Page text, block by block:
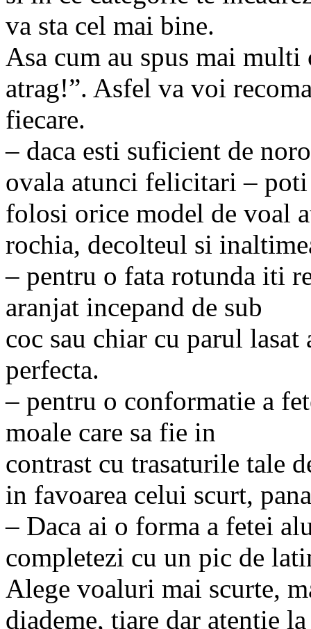
va sta cel mai bine.
Asa cum au spus mai
atrag!”. Asfel va voi
fiecare.
– daca esti suficient de
ovala atunci felicitari – poti
folosi orice model de voal
rochia, decolteul si
– pentru o fata rotunda iti
aranjat incepand de sub
coc sau chiar cu parul
perfecta.
– pentru o conformatie a
moale care sa fie in
contrast cu trasaturile tale
in favoarea celui scurt,
– Daca ai o forma a fetei
completezi cu un pic de
Alege voaluri mai scurte,
diademe, tiare dar atentie